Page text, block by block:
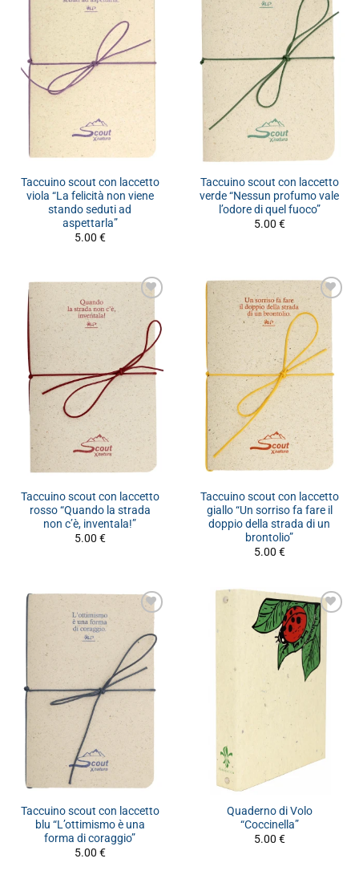
Taccuino scout con laccetto
viola “La felicità non viene
stando seduti ad
aspettarla”
5.00 €
Taccuino scout con laccetto
verde “Nessun profumo vale
l’odore di quel fuoco”
5.00 €
Taccuino scout con laccetto
rosso “Quando la strada
non c’è, inventala!”
5.00 €
Taccuino scout con laccetto
giallo “Un sorriso fa fare il
doppio della strada di un
brontolio”
5.00 €
Taccuino scout con laccetto
blu “L’ottimismo è una
forma di coraggio”
5.00 €
Quaderno di Volo
“Coccinella”
5.00 €